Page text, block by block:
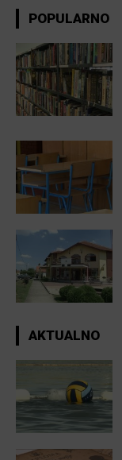
POPULARNO
AKTUALNO